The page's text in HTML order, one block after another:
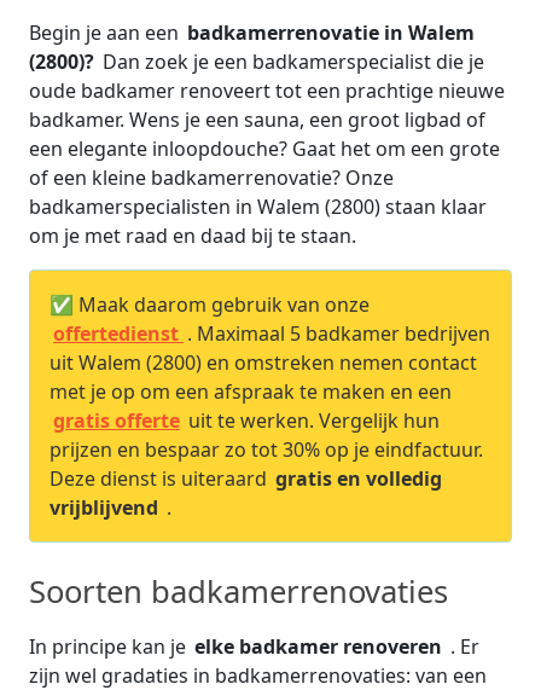
Begin je aan een badkamerrenovatie in Walem
(2800)? Dan zoek je een badkamerspecialist die je
oude badkamer renoveert tot een prachtige nieuwe
badkamer. Wens je een sauna, een groot ligbad of
een elegante inloopdouche? Gaat het om een grote
of een kleine badkamerrenovatie? Onze
badkamerspecialisten in Walem (2800) staan klaar
om je met raad en daad bij te staan.
✅ Maak daarom gebruik van onze
offertedienst . Maximaal 5 badkamer bedrijven
uit Walem (2800) en omstreken nemen contact
met je op om een afspraak te maken en een
gratis offerte uit te werken. Vergelijk hun
prijzen en bespaar zo tot 30% op je eindfactuur.
Deze dienst is uiteraard gratis en volledig
vrijblijvend .
Soorten badkamerrenovaties
In principe kan je elke badkamer renoveren . Er
zijn wel gradaties in badkamerrenovaties: van een